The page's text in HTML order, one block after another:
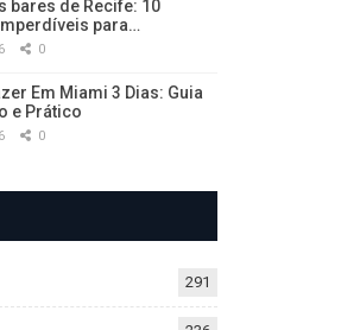
bares de Recife: 10
para…
0
Em Miami 3 Dias: Guia
e Prático
0
291